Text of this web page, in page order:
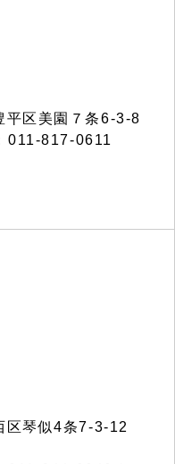
区美園７条6-3-8
011-817-0611
琴似4条7-3-12